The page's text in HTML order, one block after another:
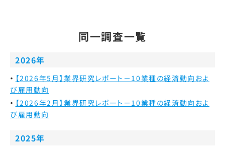
同一調査一覧
2026年
【2026年5月】業界研究レポート－10業種の経済動向およ
び雇用動向
【2026年2月】業界研究レポート－10業種の経済動向およ
び雇用動向
2025年